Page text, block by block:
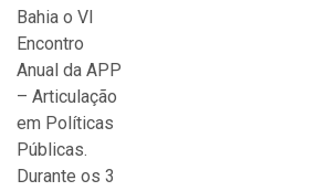
Bahia o VI
Encontro
Anual da APP
– Articulação
em Políticas
Públicas.
Durante os 3